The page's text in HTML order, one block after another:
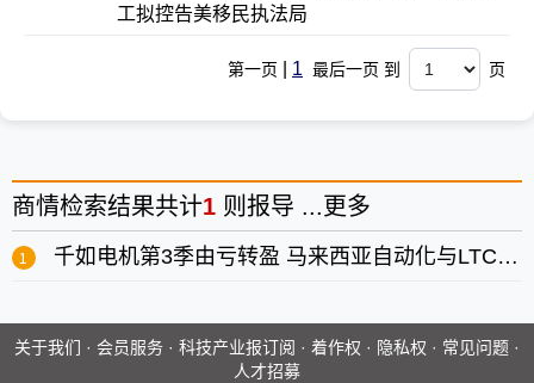
工拟控告美移民执法局
第一页 1 最后一页 到 页
商情检索结果共计1 则报导 ... 更多
千如电机第3季由亏转盈 马来西亚自动化与LTCC成中长期成长双引擎
关于我们 · 会员服务 · 科技产业报订阅 · 着作权 · 隐私权 · 常见问题 ·
人才招募